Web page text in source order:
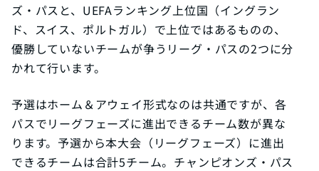
ズ・パスと、UEFAランキング上位国（イングラン
ド、スイス、ポルトガル）で上位ではあるものの、
優勝していないチームが争うリーグ・パスの2つに分
かれて行います。
予選はホーム＆アウェイ形式なのは共通ですが、各
パスでリーグフェーズに進出できるチーム数が異な
ります。予選から本大会（リーグフェーズ）に進出
できるチームは合計5チーム。チャンピオンズ・パス